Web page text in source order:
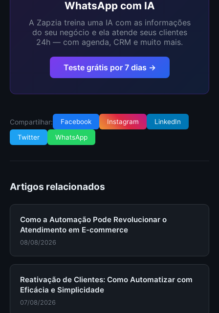
WhatsApp com IA
A Zapzia treina uma IA com as informações
do seu negócio e ela atende seus clientes
24h — com agenda, CRM e muito mais.
Teste grátis por 7 dias →
Compartilhar: Facebook Instagram
LinkedIn
Twitter
WhatsApp
Artigos relacionados
Como a Automação Pode Revolucionar o
Atendimento em E-commerce
08/08/2026
Reativação de Clientes: Como Automatizar com
Eficácia e Simplicidade
07/08/2026